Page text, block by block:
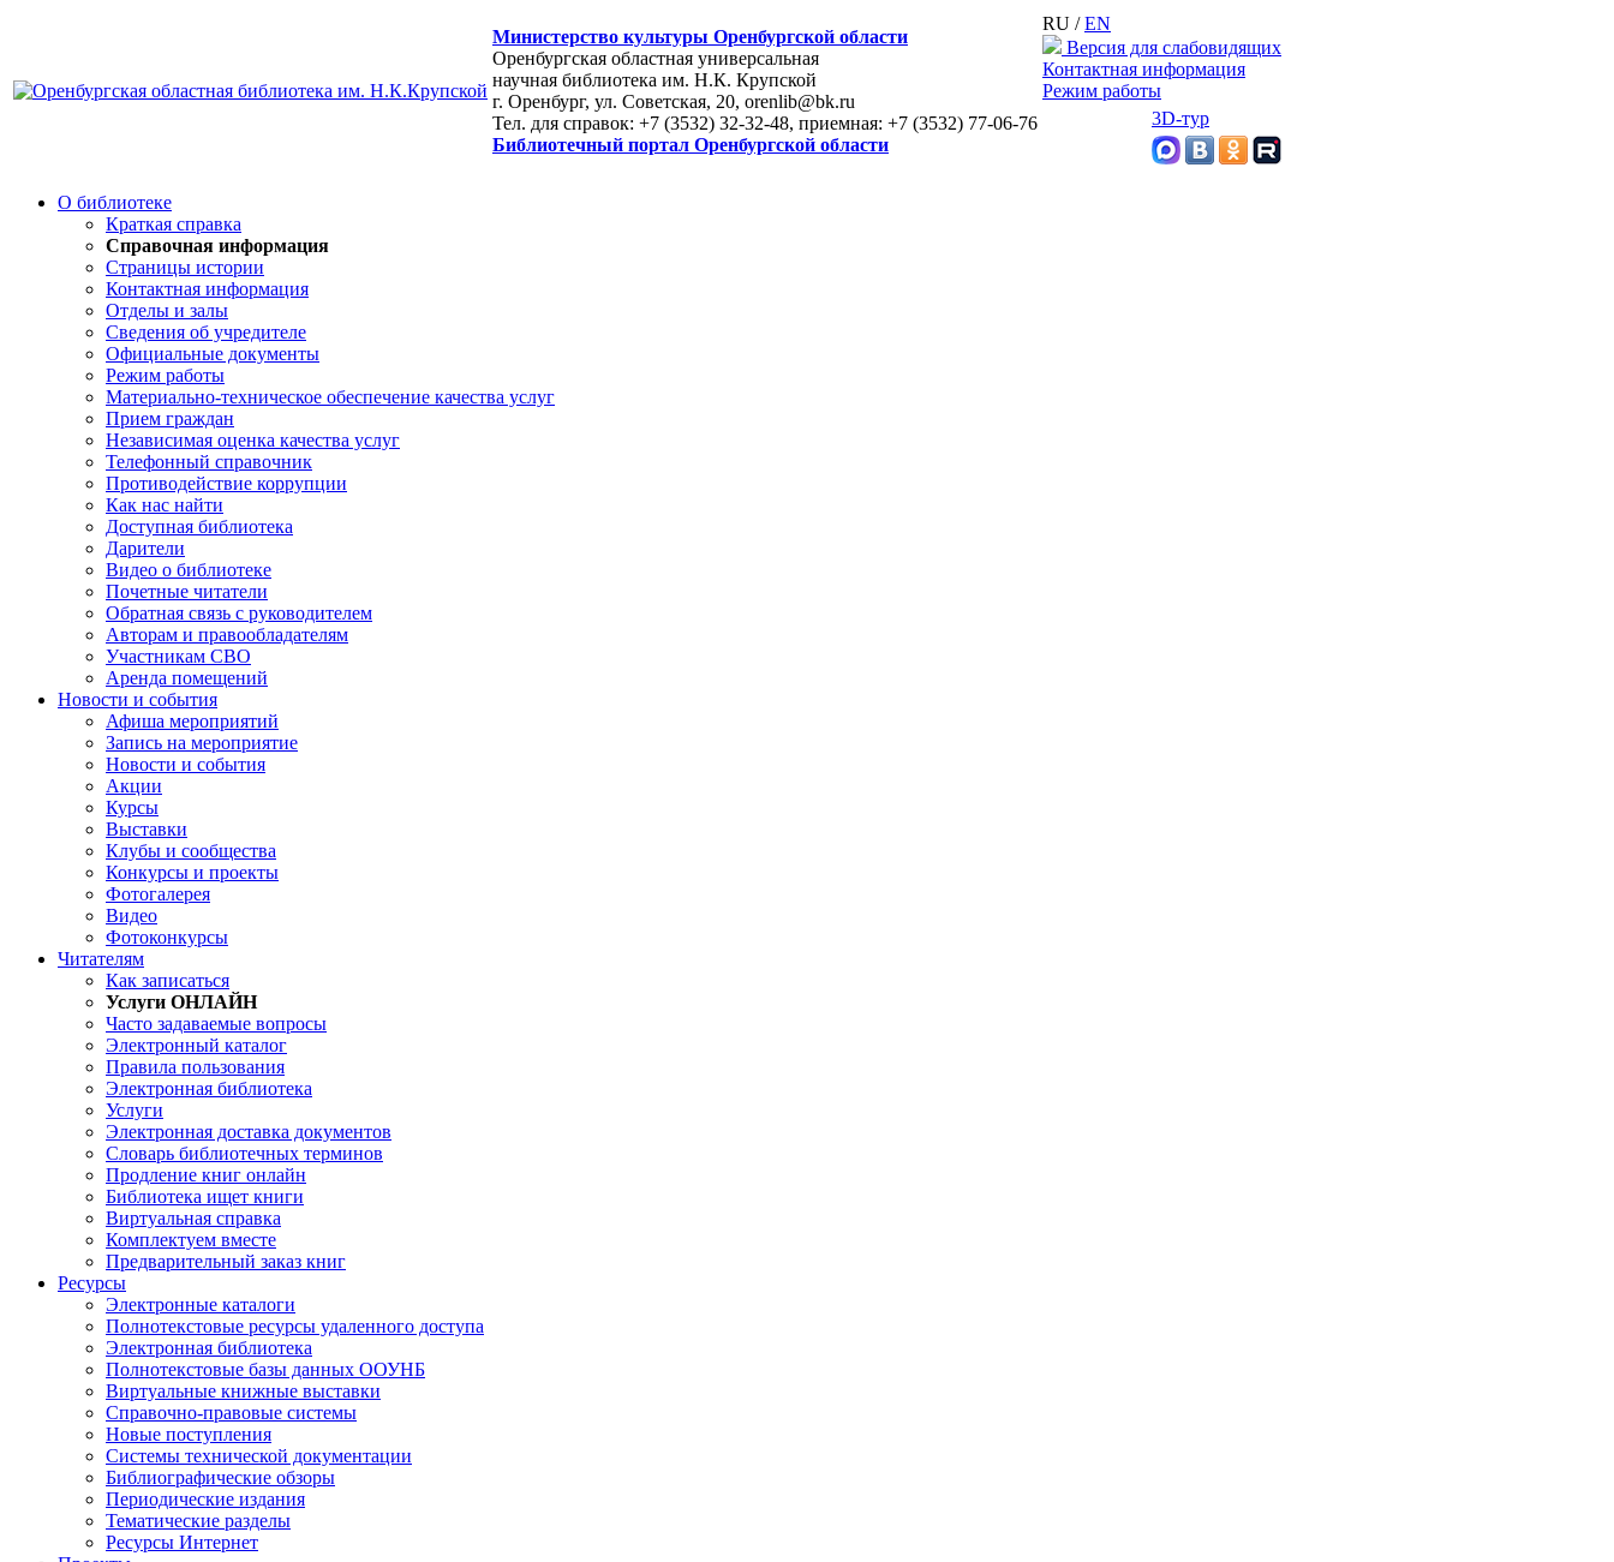
Министерство культуры Оренбургской области
Оренбургская областная универсальная
научная библиотека им. Н.К. Крупской
г. Оренбург, ул. Советская, 20, orenlib@bk.ru
Тел. для справок: +7 (3532) 32-32-48, приемная: +7 (3532) 77-06-76
Библиотечный портал Оренбургской области
RU /EN
Версия для слабовидящих
Контактная информация
Режим работы
3D-тур
О библиотеке
Краткая справка
Справочная информация
Страницы истории
Контактная информация
Отделы и залы
Сведения об учредителе
Официальные документы
Режим работы
Материально-техническое обеспечение качества услуг
Прием граждан
Независимая оценка качества услуг
Телефонный справочник
Противодействие коррупции
Как нас найти
Доступная библиотека
Дарители
Видео о библиотеке
Почетные читатели
Обратная связь с руководителем
Авторам и правообладателям
Участникам СВО
Аренда помещений
Новости и события
Афиша мероприятий
Запись на мероприятие
Новости и события
Акции
Курсы
Выставки
Клубы и сообщества
Конкурсы и проекты
Фотогалерея
Видео
Фотоконкурсы
Читателям
Как записаться
Услуги ОНЛАЙН
Часто задаваемые вопросы
Электронный каталог
Правила пользования
Электронная библиотека
Услуги
Электронная доставка документов
Словарь библиотечных терминов
Продление книг онлайн
Библиотека ищет книги
Виртуальная справка
Комплектуем вместе
Предварительный заказ книг
Ресурсы
Электронные каталоги
Полнотекстовые ресурсы удаленного доступа
Электронная библиотека
Полнотекстовые базы данных ООУНБ
Виртуальные книжные выставки
Справочно-правовые системы
Новые поступления
Cистемы технической документации
Библиографические обзоры
Периодические издания
Тематические разделы
Ресурсы Интернет